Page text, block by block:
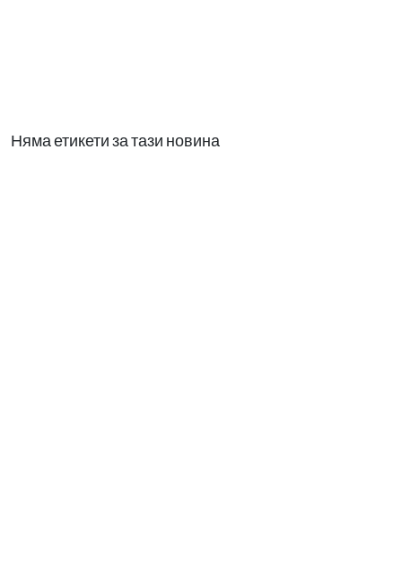
Няма етикети за тази новина